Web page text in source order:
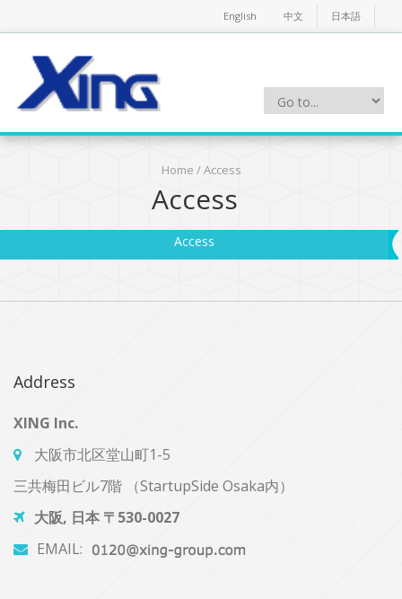
日本語
中文
English
Home /Access
Access
Access
Address
XING Inc.
大阪市北区堂山町1-5
三共梅田ビル7階 （StartupSide Osaka内）
大阪, 日本 〒530-0027
EMAIL: